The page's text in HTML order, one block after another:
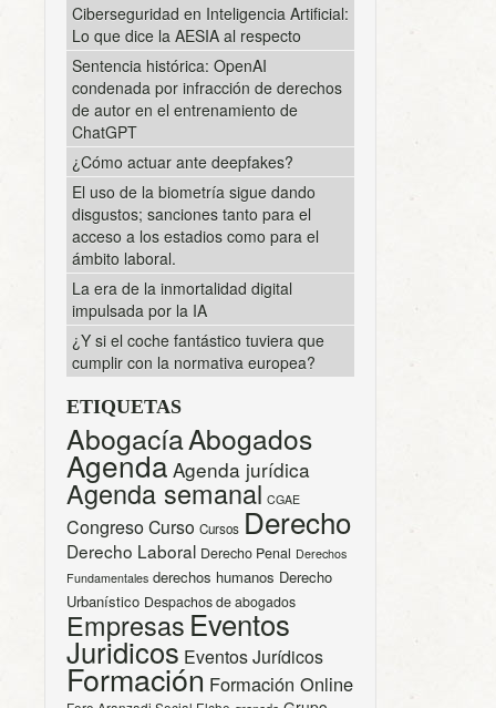
Ciberseguridad en Inteligencia Artificial:
Lo que dice la AESIA al respecto
Sentencia histórica: OpenAI
condenada por infracción de derechos
de autor en el entrenamiento de
ChatGPT
¿Cómo actuar ante deepfakes?
El uso de la biometría sigue dando
disgustos; sanciones tanto para el
acceso a los estadios como para el
ámbito laboral.
La era de la inmortalidad digital
impulsada por la IA
¿Y si el coche fantástico tuviera que
cumplir con la normativa europea?
ETIQUETAS
AbogacíaAbogados
Agenda Agenda jurídica
Agenda semanal CGAE
CongresoCurso Cursos Derecho
Derecho Laboral Derecho Penal Derechos
Fundamentales derechos humanos Derecho
Urbanístico Despachos de abogados
Empresas Eventos
Juridicos Eventos Jurídicos
Formación Formación Online